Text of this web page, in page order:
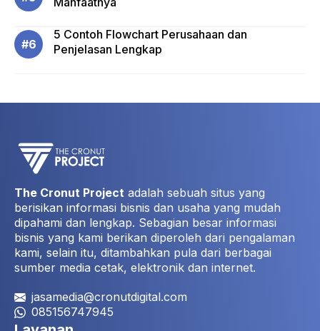
5 Contoh Flowchart Perusahaan dan
Penjelasan Lengkap
The Cronut Project adalah sebuah situs yang
berisikan informasi bisnis dan usaha yang mudah
dipahami dan lengkap. Sebagian besar informasi
bisnis yang kami berikan diperoleh dari pengalaman
kami, selain itu, ditambahkan pula dari berbagai
sumber media cetak, elektronik dan internet.
jasamedia@cronutdigital.com
085156747945